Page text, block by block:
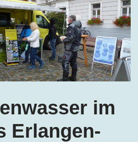
im
Erlangen-